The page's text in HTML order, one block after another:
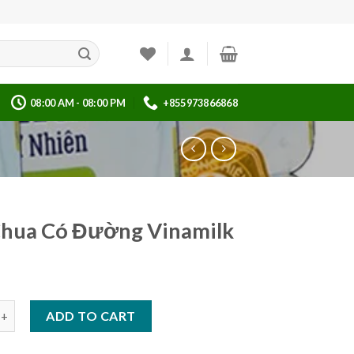
08:00 AM - 08:00 PM +855973866868
Có Đường Vinamilk
ADD TO CART